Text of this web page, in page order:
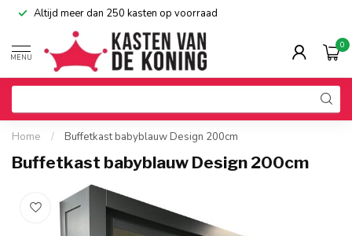
Altijd meer dan 250 kasten op voorraad
MENU
0
Home / Buffetkast babyblauw Design 200cm
Buffetkast babyblauw Design 200cm